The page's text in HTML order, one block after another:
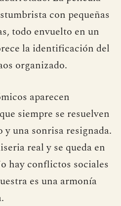
con pequeñas
todo envuelto en un
la identificación del
organizado.
aparecen
siempre se resuelven
una sonrisa resignada.
real y se queda en
hay conflictos sociales
es una armonía